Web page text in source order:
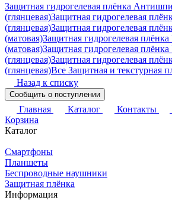
Защитная гидрогелевая плёнка
(глянцевая)Защитная гидрогелевая
(глянцевая)Защитная гидрогелевая
(матовая)Защитная гидрогелевая плёнка
(матовая)Защитная гидрогелевая плёнка
(глянцевая)Защитная гидрогелевая
(глянцевая)Все Защитная и текстурная
Назад к списку
Сообщить о поступлении
Главная Каталог Контакты
Корзина
Каталог
Смартфоны
Планшеты
Беспроводные наушники
Защитная плёнка
Информация